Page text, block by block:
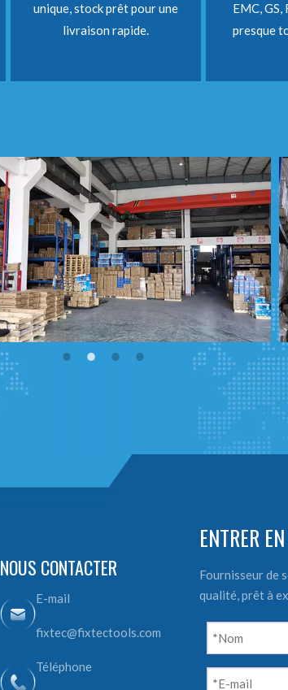
unique, stock prêt pour une
livraison rapide.
EMC, GS,
presque
NOUS CONTACTER
E-mail
fixtec@fixtectools.com
Téléphone
ENTRER
Fournisseur de
qualité, prêt à